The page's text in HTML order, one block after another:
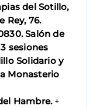
del Sotillo,
Rey, 76.
Salón de
sesiones
Solidario y
Monasterio
Hambre. +